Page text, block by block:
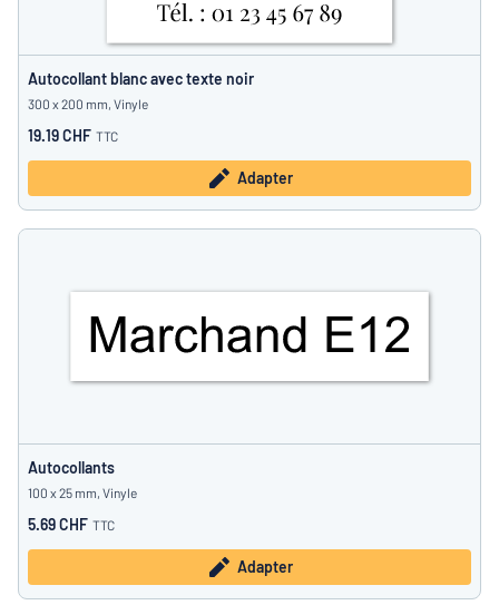
Autocollant blanc avec texte noir
300 x 200 mm, Vinyle
19.19 CHF TTC
Adapter
Autocollants
100 x 25 mm, Vinyle
5.69 CHF TTC
Adapter